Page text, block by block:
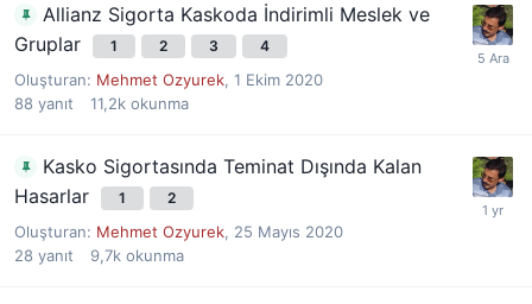
Allianz Sigorta Kaskoda İndirimli Meslek ve
Gruplar
1 2 3 4
Oluşturan: Mehmet Ozyurek, 1 Ekim 2020
88 yanıt 11,2k okunma
Kasko Sigortasında Teminat Dışında Kalan
Hasarlar
1 2
Oluşturan: Mehmet Ozyurek, 25 Mayıs 2020
28 yanıt 9,7k okunma